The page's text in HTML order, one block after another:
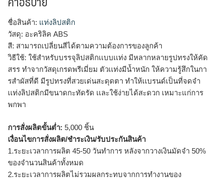
ชื่อสินค้า: แท่งลิปสติก
วัสดุ: อะคริลิค ABS
สี: สามารถเปลี่ยนสีได้ตามความต้องการของลูกค้า
วิธีใช้: ใช้สำหรับบรรจุลิปสติกเเบบเเท่ง มีหลากหลายรูปทรงให้คัด
สรร ทำจากวัสดุเกรดพรีเมี่ยม ตัวเเท่งมีน้ำหนัก ให้ความรู้สึกในกา
รสำผัสที่ดี มีรูปทรงที่สวยเด่นสะดุดตา ทำให้เเบรนด์เป็นที่จดจำ
เเท่งลิปสติกมีขนาดกะทัดรัด เเละใช้ง่ายได้สะดวก เหมาะแก่การ
พกพา
การสั่งผลิตขั้นต่ำ: 5,000 ชิ้น
เงื่อนไขการสั่งผลิต/ชำระเงิน/รับประกันสินค้า
1.ระยะเวลาการผลิต 45-50 วันทำการ หลังจากวางเงินมัดจำ 50%
ของจำนวนสินค้าทั้งหมด
2.ระยะเวลาการผลิตไม่รวมผลกระทบจากการทำงานของ